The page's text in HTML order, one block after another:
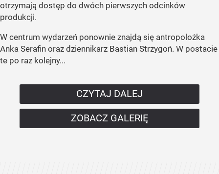
otrzymają dostęp do dwóch pierwszych odcinków
produkcji.
W centrum wydarzeń ponownie znajdą się antropolożka
Anka Serafin oraz dziennikarz Bastian Strzygoń. W postacie
te po raz kolejny...
CZYTAJ DALEJ
ZOBACZ GALERIĘ